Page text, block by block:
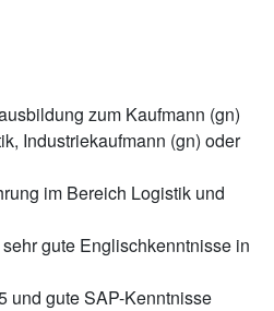
zum Kaufmann (gn)
Industriekaufmann (gn) oder
im Bereich Logistik und
gute Englischkenntnisse in
und gute SAP-Kenntnisse